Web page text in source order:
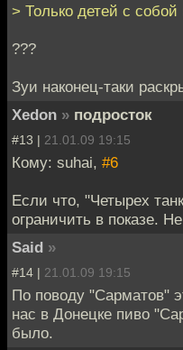
> Только детей с собой
???
Зуи наконец-таки
Xedon » подросток
#13 | 21.01.09 19:15
Кому: suhai, #6
Если что, "Четырех
ограничить в показе.
Said »
#14 | 21.01.09 19:15
По поводу "Сарматов"
нас в Донецке пиво
было.